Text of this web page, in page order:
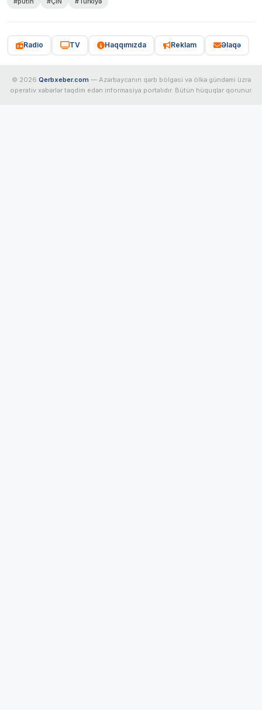
Radio TV Haqqımızda Reklam Əlaqə
© 2026 Qerbxeber.com — Azərbaycanın qərb bölgəsi və ölkə gündəmi üzrə
operativ xəbərlər təqdim edən informasiya portalıdır. Bütün hüquqlar qorunur.